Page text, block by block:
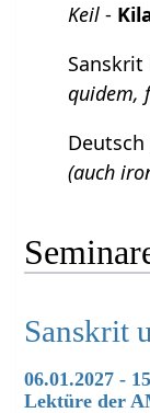
Keil -
Sanskrit
quidem,
Deutsch
(auch
Sanskrit
06.01.2027 -
Lektüre der